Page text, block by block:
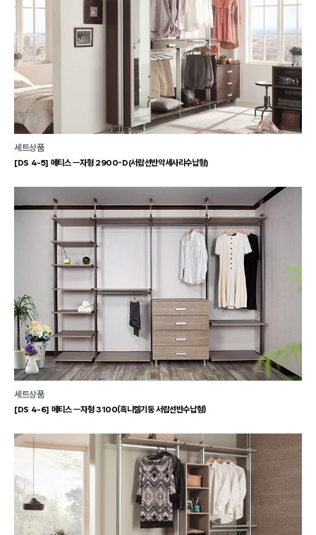
세트상품
[DS 4-5] 메티스 ㅡ자형 2900-D(서랍선반악세사리수납형)
세트상품
[DS 4-6] 메티스 ㅡ자형 3100(흑니켈기둥 서랍선반수납형)